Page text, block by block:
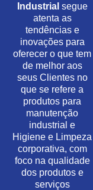
Industrial segue
atenta as
tendências e
inovações para
oferecer o que tem
de melhor aos
seus Clientes no
que se refere a
produtos para
manutenção
industrial e
Higiene e Limpeza
corporativa, com
foco na qualidade
dos produtos e
serviços